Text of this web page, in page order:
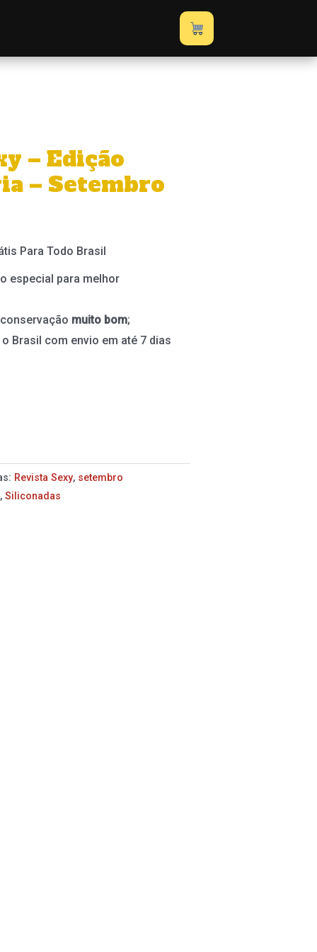
– Edição
– Setembro
Para Todo Brasil
especial para melhor
muito bom;
Brasil com envio em até 7 dias
Revista Sexy, setembro
,Siliconadas